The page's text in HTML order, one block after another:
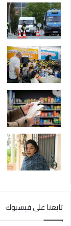
تابعنا على فيسبوك